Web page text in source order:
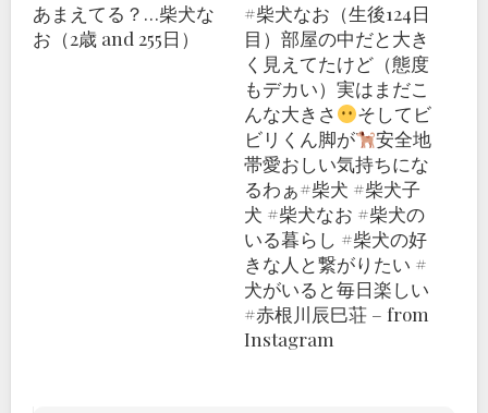
あまえてる？…柴犬な
お（2歳 and 255日）
#柴犬なお（生後124日
目）部屋の中だと大き
く見えてたけど（態度
もデカい）実はまだこ
んな大きさ
そしてビ
ビリくん脚が
安全地
帯愛おしい気持ちにな
るわぁ#柴犬 #柴犬子
犬 #柴犬なお #柴犬の
いる暮らし #柴犬の好
きな人と繋がりたい #
犬がいると毎日楽しい
#赤根川辰巳荘 – from
Instagram